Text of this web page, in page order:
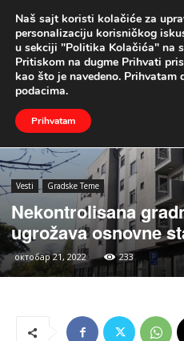
Naslovna Vesti Gradske Teme
Vesti Gradske Teme
Nekontrolisana
ugrožava osnovne
октобар 21, 2022 233
Naš sajt koristi kolačiće za
personalizaciju korisničkog
u sekciji "Politika Kolačića" na
Pritiskom na dugme Prihvati
kao što je navedeno.
podacima.
Prihvatam